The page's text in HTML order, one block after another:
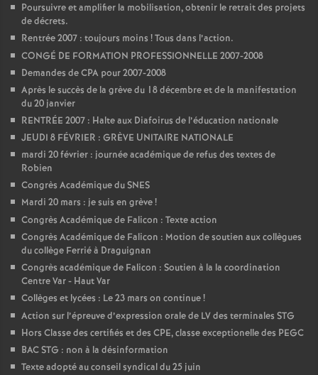
T
o
u
r
s
Poursuivre et amplifier la mobilisation, obtenir le retrait des projets
de décrets.
Rentrée 2007 : toujours moins ! Tous dans l’action.
CONGÉ DE FORMATION PROFESSIONNELLE 2007-2008
Demandes de CPA pour 2007-2008
Après le succès de la grève du 18 décembre et de la manifestation
du 20 janvier
RENTRÉE 2007 : Halte aux Diafoirus de l’éducation nationale
JEUDI 8 FÉVRIER : GRÈVE UNITAIRE NATIONALE
mardi 20 février : journée académique de refus des textes de
Robien
Congrès Académique du SNES
Mardi 20 mars : je suis en grève!
Congrès Académique de Falicon : Texte action
Congrès Académique de Falicon : Motion de soutien aux collègues
du collège Ferrié à Draguignan
Congrès académique de Falicon : Soutien à la la coordination
Centre Var - Haut Var
Collèges et lycées : Le 23 mars on continue!
Action sur l’épreuve d’expression orale de LV des terminales STG
Hors Classe des certifiés et des CPE, classe exceptionelle des PEGC
BAC STG : non à la désinformation
Texte adopté au conseil syndical du 25 juin